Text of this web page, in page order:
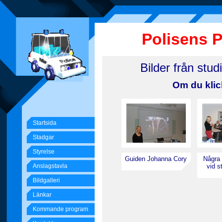
Startsida
Stadgar
Styrelse
Anslagstavla
Bildgalleri
Länkar
Kommande program
Polisens
Bilder från
Om du
Guiden Johanna Cory
vid